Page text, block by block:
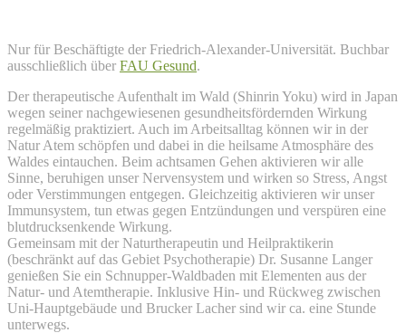
Nur für Beschäftigte der Friedrich-Alexander-Universität. Buchbar
ausschließlich über FAU Gesund.
Der therapeutische Aufenthalt im Wald (Shinrin Yoku) wird in Japan
wegen seiner nachgewiesenen gesundheitsfördernden Wirkung
regelmäßig praktiziert. Auch im Arbeitsalltag können wir in der
Natur Atem schöpfen und dabei in die heilsame Atmosphäre des
Waldes eintauchen. Beim achtsamen Gehen aktivieren wir alle
Sinne, beruhigen unser Nervensystem und wirken so Stress, Angst
oder Verstimmungen entgegen. Gleichzeitig aktivieren wir unser
Immunsystem, tun etwas gegen Entzündungen und verspüren eine
blutdrucksenkende Wirkung.
Gemeinsam mit der Naturtherapeutin und Heilpraktikerin
(beschränkt auf das Gebiet Psychotherapie) Dr. Susanne Langer
genießen Sie ein Schnupper-Waldbaden mit Elementen aus der
Natur- und Atemtherapie. Inklusive Hin- und Rückweg zwischen
Uni-Hauptgebäude und Brucker Lacher sind wir ca. eine Stunde
unterwegs.